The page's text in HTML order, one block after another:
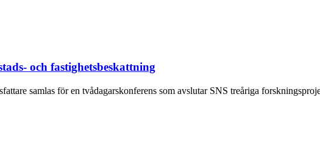
och fastighetsbeskattning
samlas för en tvådagarskonferens som avslutar SNS treåriga